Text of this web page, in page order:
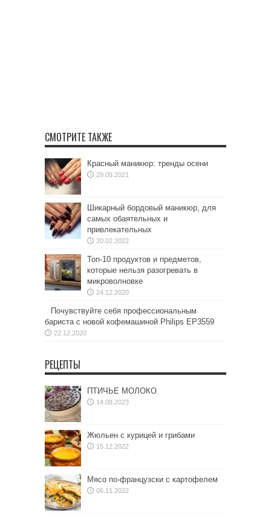
СМОТРИТЕ ТАКЖЕ
Красный маникюр: тренды осени
29.09.2021
Шикарный бордовый маникюр, для
самых обаятельных и
привлекательных
20.02.2022
Топ-10 продуктов и предметов,
которые нельзя разогревать в
микроволновке
24.12.2020
Почувствуйте себя профессиональным
бариста с новой кофемашиной Philips EP3559
22.12.2020
РЕЦЕПТЫ
ПТИЧЬЕ МОЛОКО
14.08.2023
Жюльен с курицей и грибами
15.12.2022
Мясо по-французски с картофелем
06.11.2022